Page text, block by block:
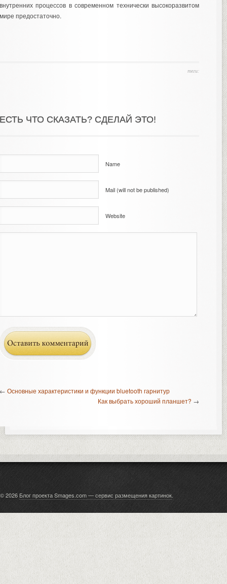
процессов в современном технически высокоразвитом
предостаточно.
теги:
ЧТО СКАЗАТЬ? СДЕЛАЙ ЭТО!
Name
Mail (will not be published)
Website
Основные характеристики и функции bluetooth гарнитур
Как выбрать хороший планшет? →
© 2026 Блог проекта Smages.com — сервис размещения картинок.